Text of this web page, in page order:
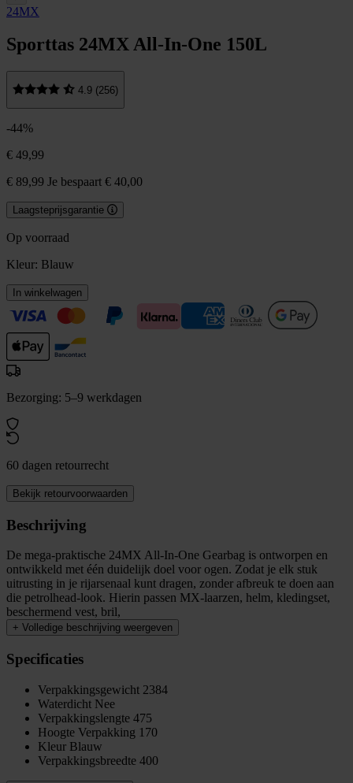
24MX
Sporttas 24MX All-In-One 150L
4.9 (256)
-44%
€ 49,99
€ 89,99 Je bespaart € 40,00
Laagsteprijsgarantie
Op voorraad
Kleur: Blauw
In winkelwagen
Bezorging: 5–9 werkdagen
60 dagen retourrecht
Bekijk retourvoorwaarden
Beschrijving
De mega-praktische 24MX All-In-One Gearbag is ontworpen en
ontwikkeld met één duidelijk doel voor ogen. Zodat je elk stuk
uitrusting in je rijarsenaal kunt dragen, zonder afbreuk te doen aan
die petrolhead-look. Hierin passen MX-laarzen, helm, kledingset,
beschermend vest, bril,
+ Volledige beschrijving weergeven
Specificaties
Verpakkingsgewicht 2384
Waterdicht Nee
Verpakkingslengte 475
Hoogte Verpakking 170
Kleur Blauw
Verpakkingsbreedte 400